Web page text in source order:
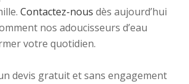
Contactez-nous dès aujourd’hui
nos adoucisseurs d’eau
votre quotidien.
devis gratuit et sans engagement